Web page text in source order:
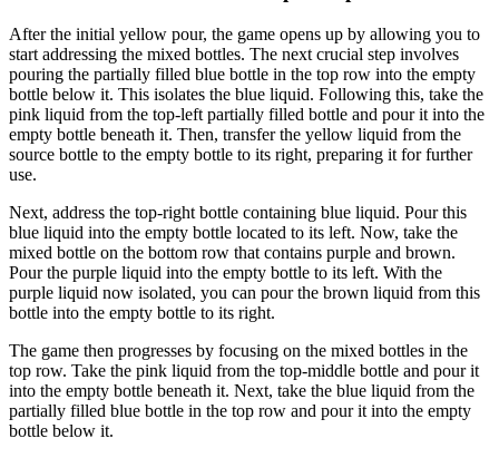
After the initial yellow pour, the game opens up by allowing you to
start addressing the mixed bottles. The next crucial step involves
pouring the partially filled blue bottle in the top row into the empty
bottle below it. This isolates the blue liquid. Following this, take the
pink liquid from the top-left partially filled bottle and pour it into the
empty bottle beneath it. Then, transfer the yellow liquid from the
source bottle to the empty bottle to its right, preparing it for further
use.
Next, address the top-right bottle containing blue liquid. Pour this
blue liquid into the empty bottle located to its left. Now, take the
mixed bottle on the bottom row that contains purple and brown.
Pour the purple liquid into the empty bottle to its left. With the
purple liquid now isolated, you can pour the brown liquid from this
bottle into the empty bottle to its right.
The game then progresses by focusing on the mixed bottles in the
top row. Take the pink liquid from the top-middle bottle and pour it
into the empty bottle beneath it. Next, take the blue liquid from the
partially filled blue bottle in the top row and pour it into the empty
bottle below it.